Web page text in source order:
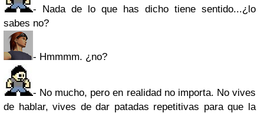
- Nada de lo que has dicho tiene sentido...¿lo
sabes no?
- Hmmmm. ¿no?
- No mucho, pero en realidad no importa. No vives
de hablar, vives de dar patadas repetitivas para que la